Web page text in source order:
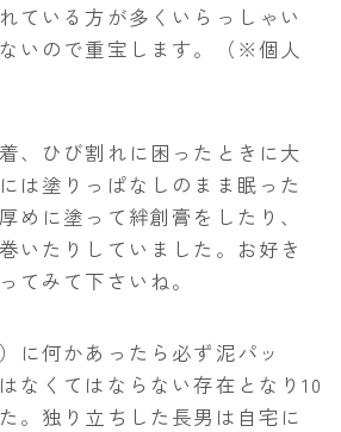
ている方が多くいらっしゃい
いので重宝します。（※個人
、ひび割れに困ったときに大
は塗りっぱなしのまま眠った
めに塗って絆創膏をしたり、
いたりしていました。お好き
てみて下さいね。
に何かあったら必ず泥パッ
なくてはならない存在となり10
。独り立ちした長男は自宅に